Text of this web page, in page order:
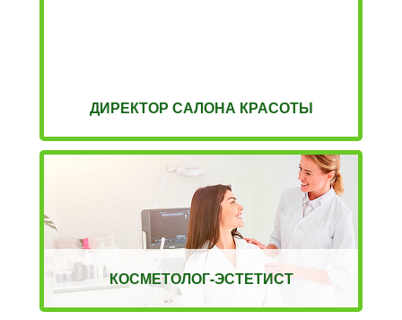
ДИРЕКТОР САЛОНА КРАСОТЫ
КОСМЕТОЛОГ-ЭСТЕТИСТ